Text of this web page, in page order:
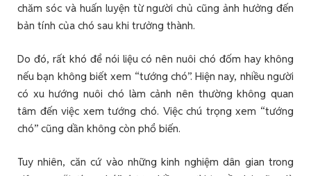
chăm sóc và huấn luyện từ người chủ cũng ảnh hưởng đến
bản tính của chó sau khi trưởng thành.
Do đó, rất khó để nói liệu có nên nuôi chó đốm hay không
nếu bạn không biết xem “tướng chó”. Hiện nay, nhiều người
có xu hướng nuôi chó làm cảnh nên thường không quan
tâm đến việc xem tướng chó. Việc chú trọng xem “tướng
chó” cũng dần không còn phổ biến.
Tuy nhiên, căn cứ vào những kinh nghiệm dân gian trong